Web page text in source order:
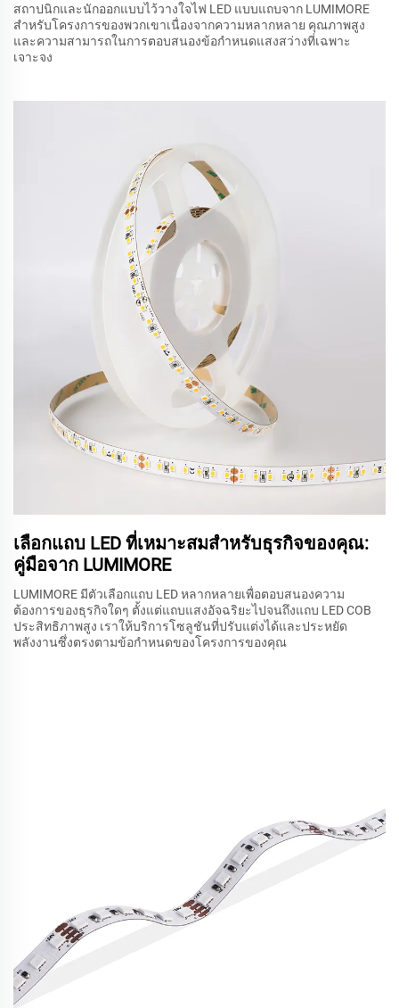
สถาปนิกและนักออกแบบไว้วางใจไฟ LED แบบแถบจาก LUMIMORE
สำหรับโครงการของพวกเขาเนื่องจากความหลากหลาย คุณภาพสูง
และความสามารถในการตอบสนองข้อกำหนดแสงสว่างที่เฉพาะ
เจาะจง
เลือกแถบ LED ที่เหมาะสมสำหรับธุรกิจของคุณ:
คู่มือจาก LUMIMORE
LUMIMORE มีตัวเลือกแถบ LED หลากหลายเพื่อตอบสนองความ
ต้องการของธุรกิจใดๆ ตั้งแต่แถบแสงอัจฉริยะไปจนถึงแถบ LED COB
ประสิทธิภาพสูง เราให้บริการโซลูชันที่ปรับแต่งได้และประหยัด
พลังงานซึ่งตรงตามข้อกำหนดของโครงการของคุณ